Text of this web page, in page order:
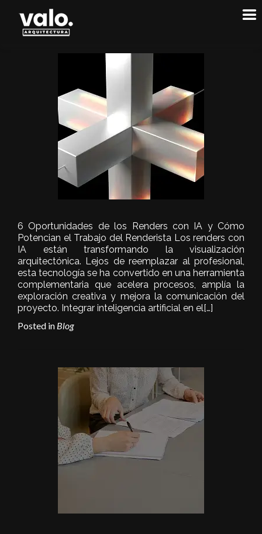
6 Oportunidades de los Renders con IA y Cómo
Potencian el Trabajo del Renderista Los renders con
IA están transformando la visualización
arquitectónica. Lejos de reemplazar al profesional,
esta tecnología se ha convertido en una herramienta
complementaria que acelera procesos, amplía la
exploración creativa y mejora la comunicación del
proyecto. Integrar inteligencia artificial en el[…]
Posted in Blog